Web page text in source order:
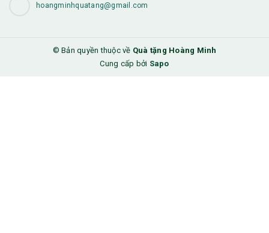
hoangminhquatang@gmail.com
© Bản quyền thuộc về Quà tặng Hoàng Minh
Cung cấp bởi Sapo